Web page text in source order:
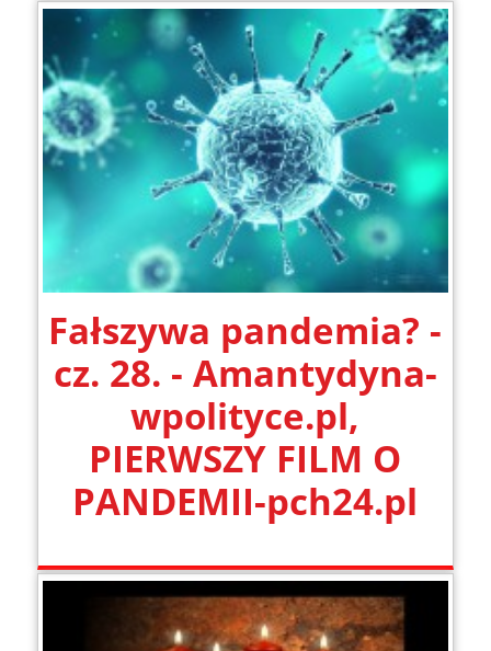
Fałszywa pandemia? -
cz. 28. - Amantydyna-
wpolityce.pl,
PIERWSZY FILM O
PANDEMII-pch24.pl